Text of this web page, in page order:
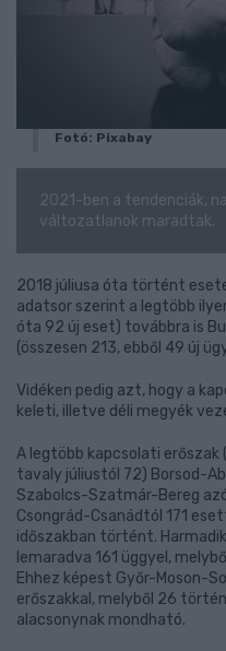
Fotó: Pixabay
2021-ben a tendenciák,
változatlanok maradtak.
2018 júliusa óta történt
adatsor szerint a legtöbb
óta 92 új eset) továbbra is
(összesen 213, ebből 49 új
Vidéken pedig azt, hogy a
keleti, illetve déli megyék
A legtöbb kapcsolati
tavaly júliustól 72) Borsod-
Szabolcs-Szatmár-Bereg
Csongrád-Csanádtól 171
időszakban történt.
lemaradva 161 üggyel,
Ehhez képest Győr-Moson-
erőszakkal, melyből 26
alacsonynak mondható.